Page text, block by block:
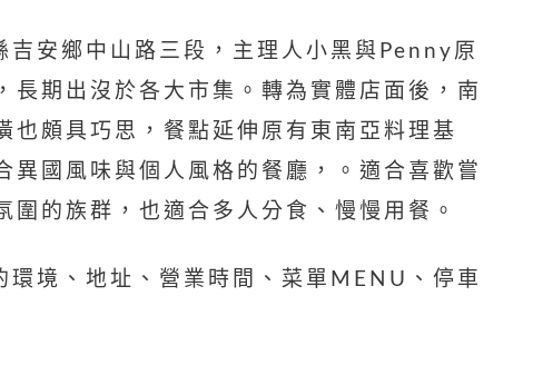
吉安鄉中山路三段，主理人小黑與Penny原
長期出沒於各大市集。轉為實體店面後，南
也頗具巧思，餐點延伸原有東南亞料理基
異國風味與個人風格的餐廳，。適合喜歡嘗
圍的族群，也適合多人分食、慢慢用餐。
境、地址、營業時間、菜單MENU、停車